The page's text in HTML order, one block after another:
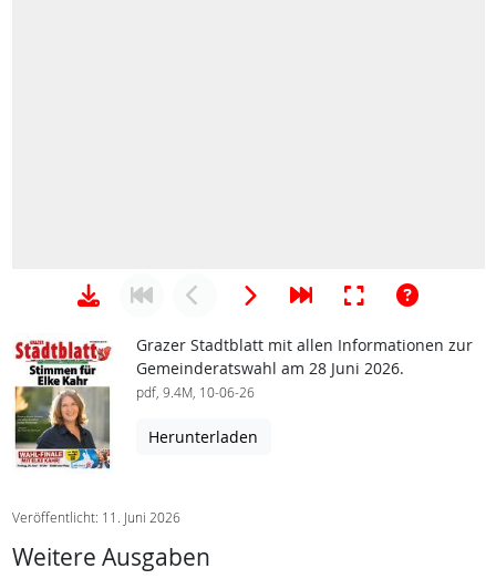
Grazer Stadtblatt mit allen Informationen zur
Gemeinderatswahl am 28 Juni 2026.
pdf, 9.4M, 10-06-26
Herunterladen
Veröffentlicht: 11. Juni 2026
Weitere Ausgaben